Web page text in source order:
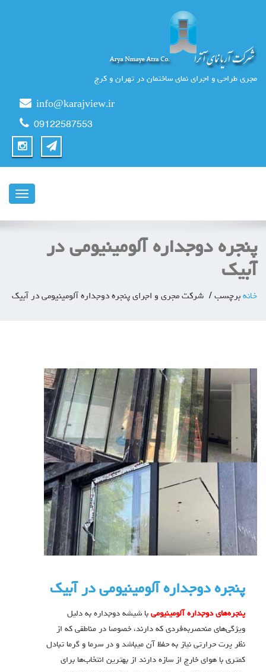
مجری طراحی و اجرای نمای ساختمان در تهران و کرج
info@karajview.ir
09122587553
ناوبری
پنجره دوجداره آلومينيومی در
آبیک
خانه برچسب شرکت مجری و اجرای پنجره دوجداره آلومينيومی در آبیک
پنجره دوجداره آلومينيومی در آبیک
پنجره‌های دوجداره آلومینیومی با شيشه دوجداره به دلیل
ویژگی‌های منحصربه‌فردی که دارند، خصوصا در مناطقی که از
نظر پرت حرارتی نیاز به حفظ آن میباشد و در سرما و گرما تبادل
کمتری با هوای خارج از سازه دارند از بهترین انتخاب‌ها برای